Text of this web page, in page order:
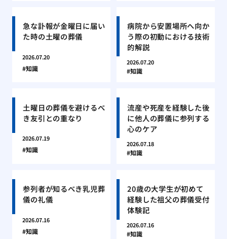
急な訃報が金曜日に届い
た時の土曜の葬儀
2026.07.20
知識
病院から安置場所へ向か
う際の初動における技術
的解説
2026.07.20
知識
土曜日の葬儀を避けるべ
き友引との重なり
2026.07.19
知識
流産や死産を経験した後
に他人の葬儀に参列する
心のケア
2026.07.18
知識
参列者が知るべき乳児葬
儀の礼儀
2026.07.16
知識
20歳の大学生が初めて
経験した祖父の葬儀受付
体験記
2026.07.16
知識